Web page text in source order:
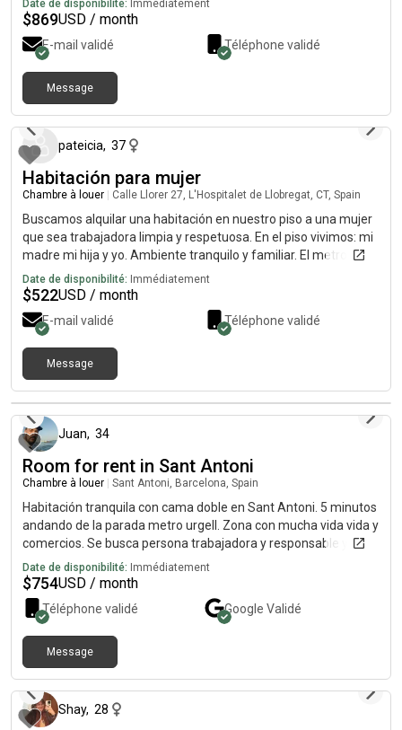
y listo para la estancia. Se convivirá durante estos meses con la
persona adicional.
Date de disponibilité: Immédiatement
$869USD / month
E-mail validé Téléphone validé
Message
pateicia, 37
Habitación para mujer
Chambre à louer Calle Llorer 27, L'Hospitalet de Llobregat, CT, Spain
Buscamos alquilar una habitación en nuestro piso a una mujer
que sea trabajadora limpia y respetuosa. En el piso vivimos: mi
madre mi hija y yo. Ambiente tranquilo y familiar. El metro está
a 2 minutos de casa. Si te interesa escríbeme contándome un
poco de ti y planificamos una visita.
Date de disponibilité: Immédiatement
$522USD / month
E-mail validé Téléphone validé
Message
il y a 6 mois
Juan, 34
Room for rent in Sant Antoni
Chambre à louer Sant Antoni, Barcelona, Spain
Habitación tranquila con cama doble en Sant Antoni. 5 minutos
andando de la parada metro urgell. Zona con mucha vida vida y
comercios. Se busca persona trabajadora y responsable y que
quiera compartir la convivencia. Cualquier pregunta no dudes
en contactarme!
Date de disponibilité: Immédiatement
$754USD / month
Téléphone validé Google Validé
Message
Shay, 28